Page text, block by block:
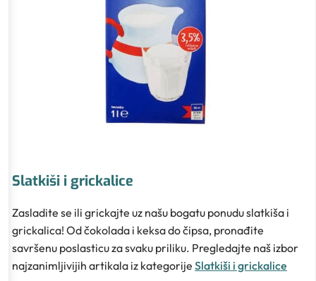
Slatkiši i grickalice
Zasladite se ili grickajte uz našu bogatu ponudu slatkiša i
grickalica! Od čokolada i keksa do čipsa, pronađite
savršenu poslasticu za svaku priliku. Pregledajte naš izbor
najzanimljivijih artikala iz kategorije Slatkiši i grickalice